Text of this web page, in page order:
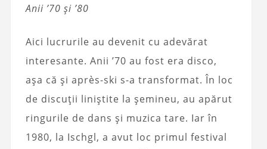
Anii ’70 și ’80
Aici lucrurile au devenit cu adevărat
interesante. Anii ’70 au fost era disco,
așa că și après-ski s-a transformat. În loc
de discuții liniștite la șemineu, au apărut
ringurile de dans și muzica tare. Iar în
1980, la Ischgl, a avut loc primul festival